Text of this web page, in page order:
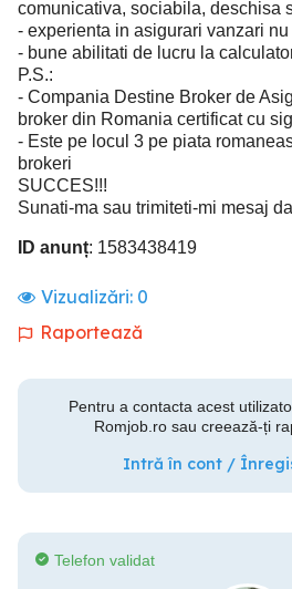
comunicativa, sociabila, deschisa
- experienta in asigurari vanzari
- bune abilitati de lucru la
P.S.:
- Compania Destine Broker de
broker din Romania certificat cu
- Este pe locul 3 pe piata
brokeri
SUCCES!!!
Sunati-ma sau trimiteti-mi mesaj
ID anunț: 1583438419
Vizualizări: 0
Raportează
Pentru a contacta acest
Romjob.ro sau creează-ți
Intră în cont /
Telefon validat